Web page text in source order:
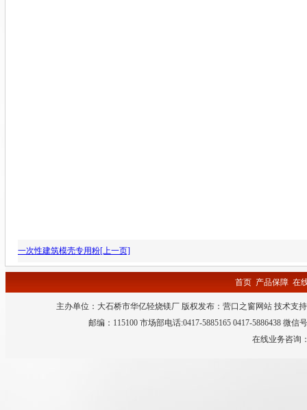
一次性建筑模壳专用粉[上一页]
首页 产品保障 在
主办单位：大石桥市华亿轻烧镁厂 版权发布： 营口之窗网站 技术支
邮编：115100 市场部电话:0417-5885165 0417-5886438 微
在线业务咨询